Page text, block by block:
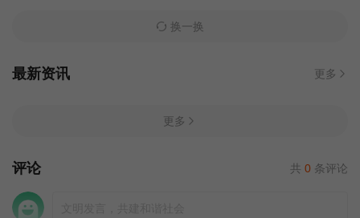
换一换
最新资讯 更多
更多
评论 共 0 条评论